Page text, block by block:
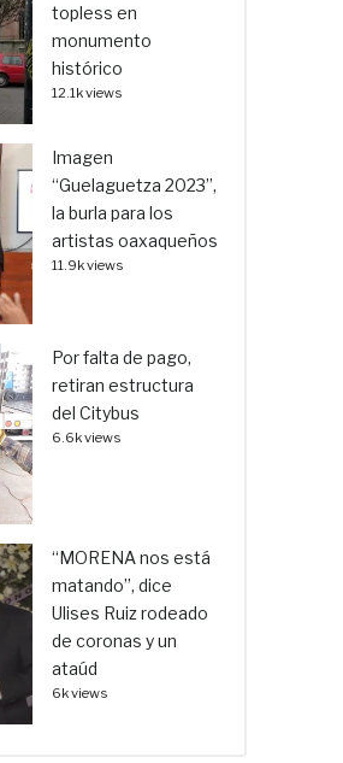
topless en
monumento
histórico
12.1k views
Imagen
“Guelaguetza 2023”,
la burla para los
artistas oaxaqueños
11.9k views
Por falta de pago,
retiran estructura
del Citybus
6.6k views
“MORENA nos está
matando”, dice
Ulises Ruiz rodeado
de coronas y un
ataúd
6k views